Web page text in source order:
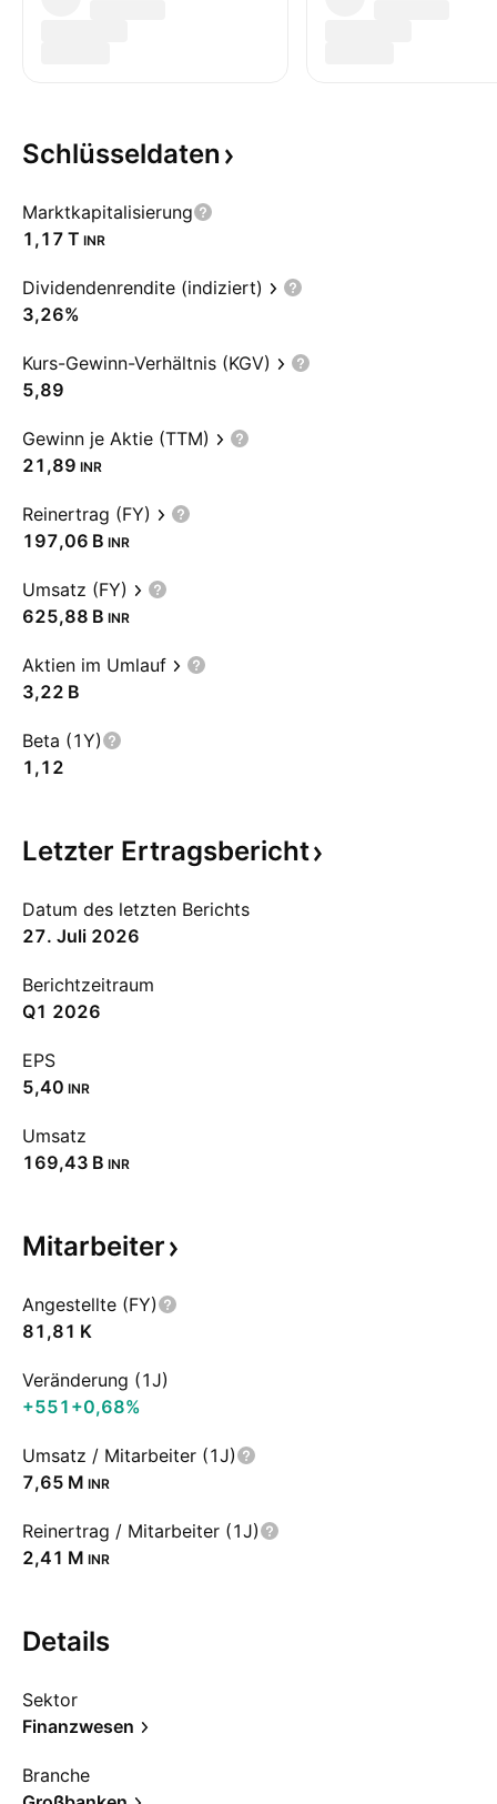
Schlüsseldaten
Marktkapitalisierung
‪1,17 T‬ INR
Dividendenrendite (indiziert)
3,26%
Kurs-Gewinn-Verhältnis (KGV)
5,89
Gewinn je Aktie (TTM)
21,89 INR
Reinertrag (FY)
‪197,06 B‬ INR
Umsatz (FY)
‪625,88 B‬ INR
Aktien im Umlauf
‪3,22 B‬
Beta (1Y)
1,12
Letzter Ertragsbericht
Datum des letzten Berichts
27. Juli 2026
Berichtzeitraum
Q1 2026
EPS
5,40 INR
Umsatz
‪169,43 B‬ INR
Mitarbeiter
Angestellte (FY)
‪81,81 K‬
Veränderung (1J)
+551 +0,68%
Umsatz / Mitarbeiter (1J)
‪7,65 M‬ INR
Reinertrag / Mitarbeiter (1J)
‪2,41 M‬ INR
Details
Sektor
Finanzwesen
Branche